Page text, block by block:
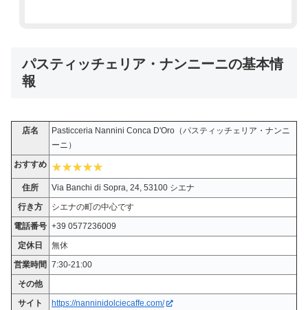
パスティッチェリア・ナンニーニの基本情
報
店名
Pasticceria Nannini Conca D'Oro（パスティッチェリア・ナンニ
ーニ）
おすすめ
住所
Via Banchi di Sopra, 24, 53100 シエナ
行き方
シエナの町の中心です
電話番号 +39 0577236009
定休日
無休
営業時間 7:30-21:00
その他
サイト
https://nanninidolciecaffe.com/